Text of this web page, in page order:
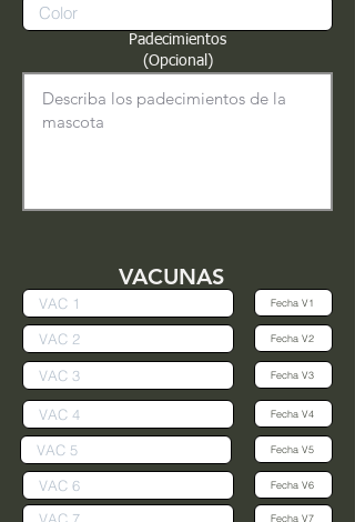
Padecimientos
(Opcional)
VACUNAS